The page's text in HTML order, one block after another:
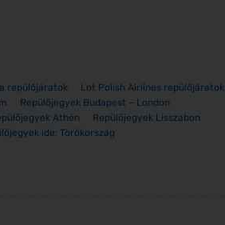
repülőjáratok
Lot Polish Airlines repülőjáratok
Repülőjegyek Budapest – London
Athén
Repülőjegyek Lisszabon
ide: Törökország